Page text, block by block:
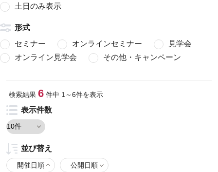
土日のみ表示
形式
セミナー
オンラインセミナー
見学会
オンライン見学会
その他・キャンペーン
検索結果 6 件中 1 ～6件を表示
表示件数
並び替え
開催日順 公開日順